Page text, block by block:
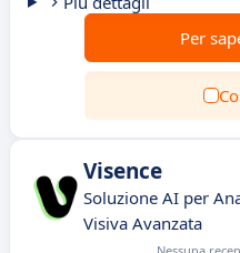
Per
Visence
Soluzione AI per
Visiva Avanzata